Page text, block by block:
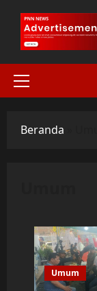
Primary
Beranda
Umum